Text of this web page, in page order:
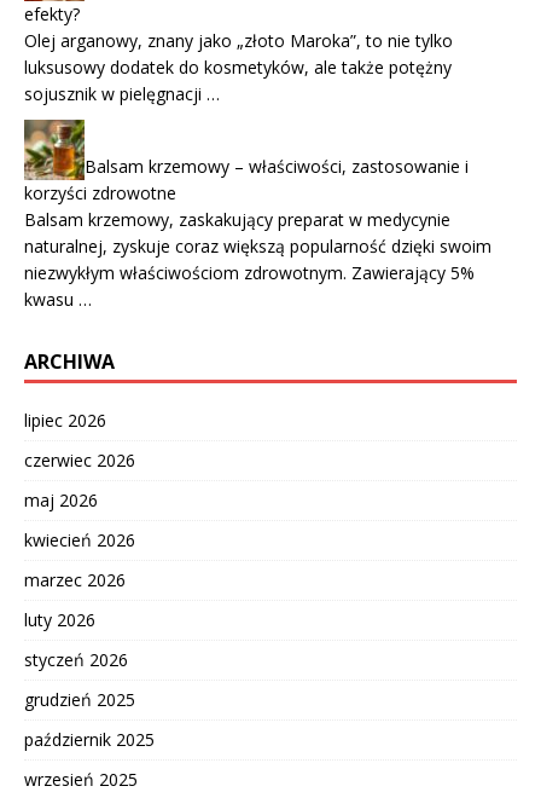
efekty?
Olej arganowy, znany jako „złoto Maroka”, to nie tylko
luksusowy dodatek do kosmetyków, ale także potężny
sojusznik w pielęgnacji …
Balsam krzemowy – właściwości, zastosowanie i
korzyści zdrowotne
Balsam krzemowy, zaskakujący preparat w medycynie
naturalnej, zyskuje coraz większą popularność dzięki swoim
niezwykłym właściwościom zdrowotnym. Zawierający 5%
kwasu …
ARCHIWA
lipiec 2026
czerwiec 2026
maj 2026
kwiecień 2026
marzec 2026
luty 2026
styczeń 2026
grudzień 2025
październik 2025
wrzesień 2025